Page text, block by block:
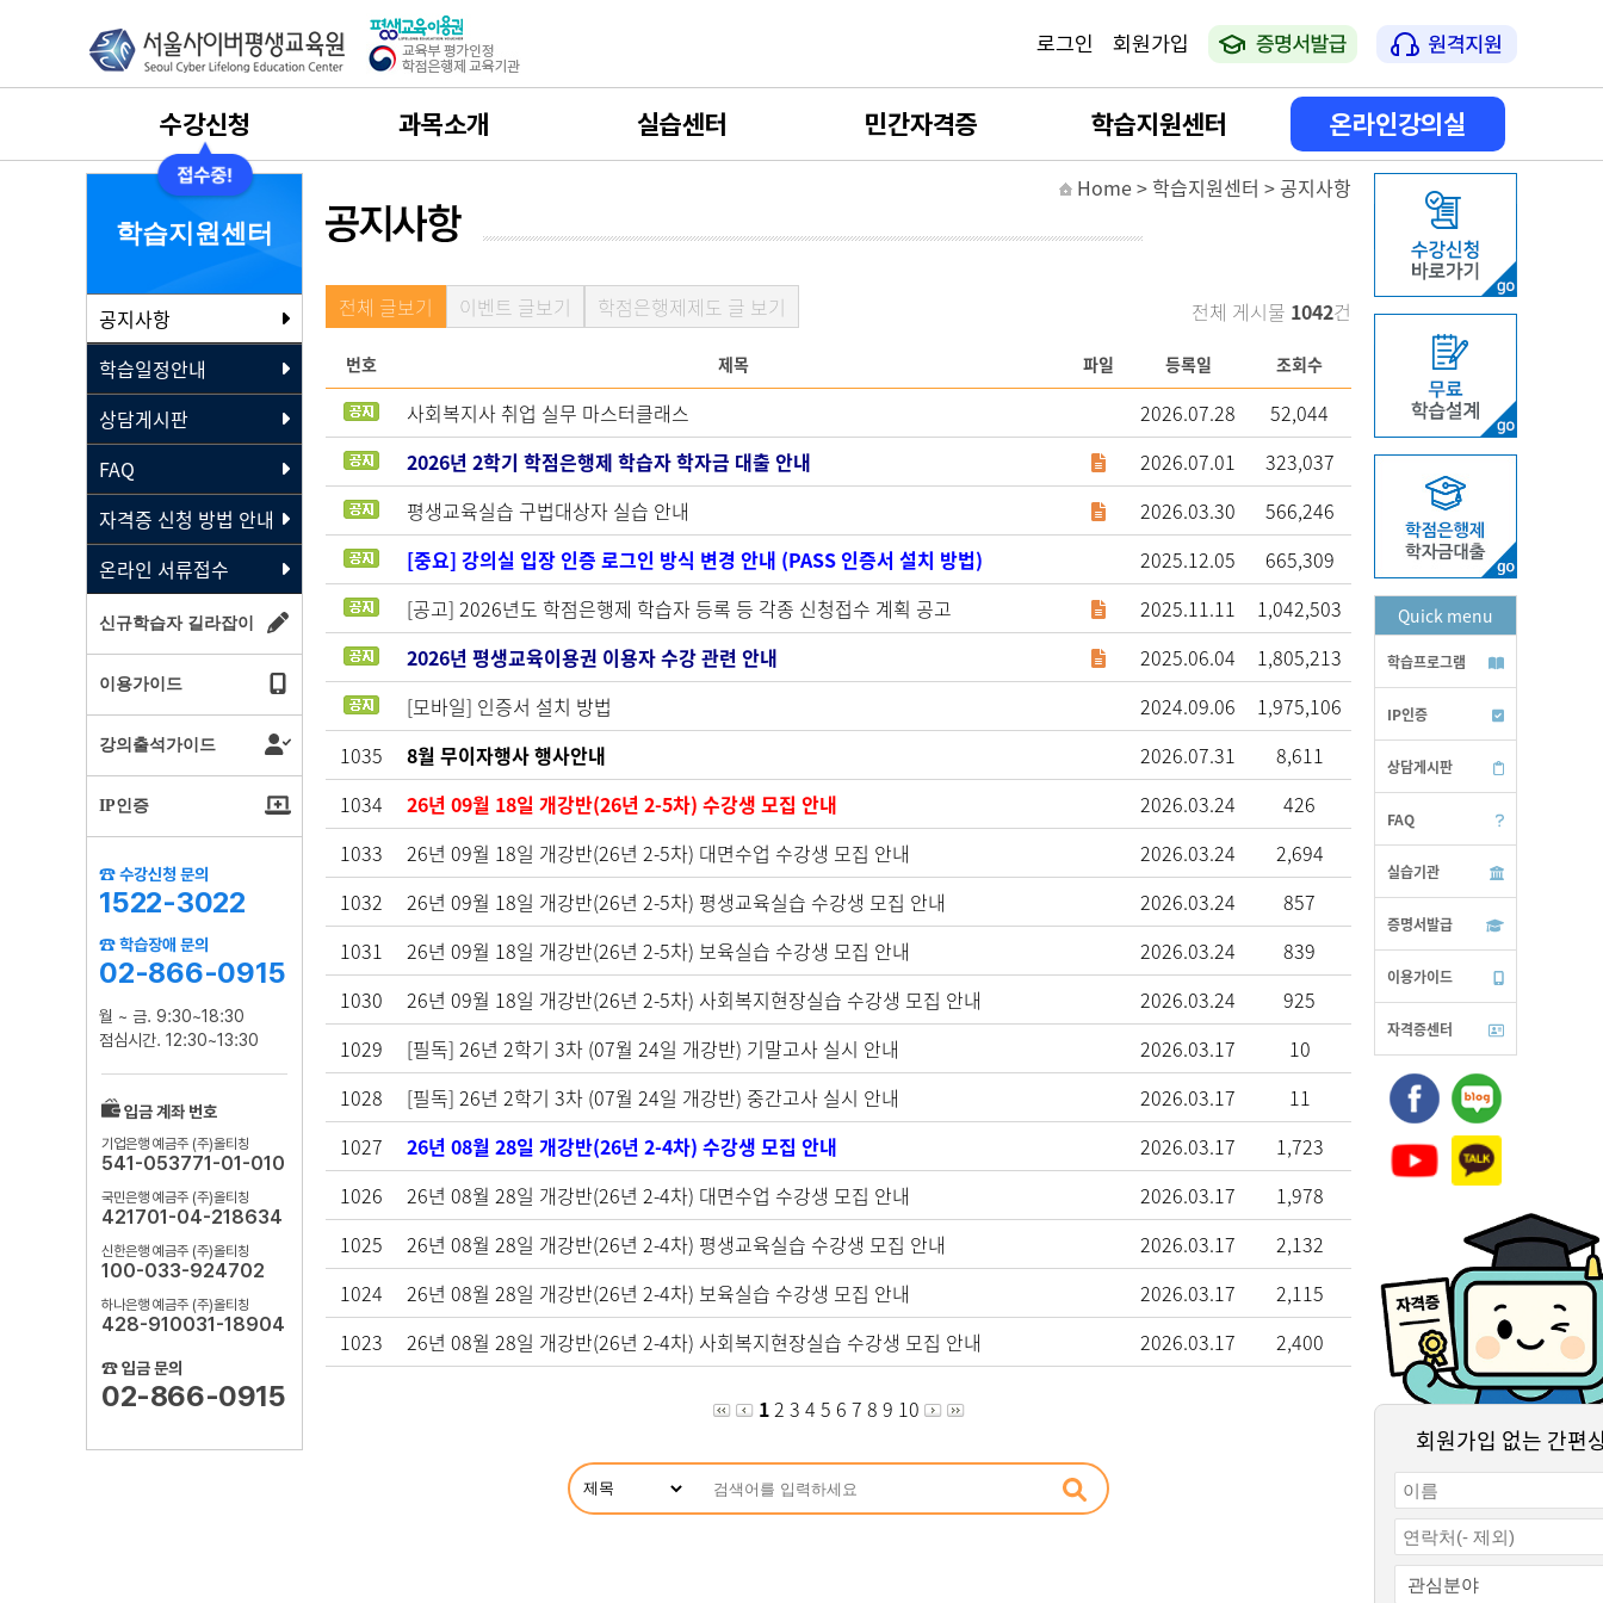
결제하기
로그인 회원가입
수강신청
나의 학습설계
수강료결제
과목소개
사회복지사
평생교육사
건강가정사
경영학
실습과목 이수 안내
실습센터
평생교육실습
실습서류제출
실습양식자료실
실습 FAQ
현장실습 학교 검색
민간자격증
민간자격증 발급확인
학습지원센터
FAQ
자격증 신청 방법 안내
온라인 서류접수
온라인강의실
나의 강의실
나의 학사활동
증명서 발급
학습지원센터
공지사항
학습일정안내
상담게시판
FAQ
자격증 신청 방법 안내
온라인 서류접수
신규학습자 길라잡이
이용가이드
강의출석가이드
IP인증
☎ 수강신청 문의
1522-3022
☎ 학습장애 문의
02-866-0915
월 ~ 금. 9:30~18:30
점심시간. 12:30~13:30
입금 계좌 번호
기업은행 예금주 (주)올티칭
541-053771-01-010
국민은행 예금주 (주)올티칭
421701-04-218634
신한은행 예금주 (주)올티칭
100-033-924702
하나은행 예금주 (주)올티칭
428-910031-18904
☎ 입금 문의
02-866-0915
Home > 학습지원센터 > 공지사항
전체 글보기 이벤트 글보기 학점은행제제도 글 보기 전체 게시물 1042건
번호 제목 파일 등록일 조회수
사회복지사 취업 실무 마스터클래스 2026.07.28
52,044
2026년 2학기 학점은행제 학습자 학자금 대출 안내
2026.07.01
323,037
평생교육실습 구법대상자 실습 안내
2026.03.30
566,246
[중요] 강의실 입장 인증 로그인 방식 변경 안내 (PASS 인증서 설치 방법)
2025.12.05
665,309
[공고] 2026년도 학점은행제 학습자 등록 등 각종 신청접수 계획 공고
2025.11.11
1,042,503
2026년 평생교육이용권 이용자 수강 관련 안내
2025.06.04
1,805,213
[모바일] 인증서 설치 방법
2024.09.06
1,975,106
1035
8월 무이자행사 행사안내 2026.07.31
8,611
1034
26년 09월 18일 개강반(26년 2-5차) 수강생 모집 안내 2026.03.24
426
1033
26년 09월 18일 개강반(26년 2-5차) 대면수업 수강생 모집 안내 2026.03.24
2,694
1032
26년 09월 18일 개강반(26년 2-5차) 평생교육실습 수강생 모집 안내 2026.03.24
857
1031
26년 09월 18일 개강반(26년 2-5차) 보육실습 수강생 모집 안내 2026.03.24
839
1030
26년 09월 18일 개강반(26년 2-5차) 사회복지현장실습 수강생 모집 안내 2026.03.24
925
1029
[필독] 26년 2학기 3차 (07월 24일 개강반) 기말고사 실시 안내 2026.03.17
10
1028
[필독] 26년 2학기 3차 (07월 24일 개강반) 중간고사 실시 안내 2026.03.17
11
1027
26년 08월 28일 개강반(26년 2-4차) 수강생 모집 안내 2026.03.17
1,723
1026
26년 08월 28일 개강반(26년 2-4차) 대면수업 수강생 모집 안내 2026.03.17
1,978
1025
26년 08월 28일 개강반(26년 2-4차) 평생교육실습 수강생 모집 안내 2026.03.17
2,132
1024
26년 08월 28일 개강반(26년 2-4차) 보육실습 수강생 모집 안내 2026.03.17
2,115
1023
26년 08월 28일 개강반(26년 2-4차) 사회복지현장실습 수강생 모집 안내 2026.03.17 2,400
12 3 4 5 6 7 8 9 10
Quick menu
학습프로그램
IP인증
상담게시판
FAQ
실습기관
증명서발급
이용가이드
자격증센터
회원가입 없는 간편